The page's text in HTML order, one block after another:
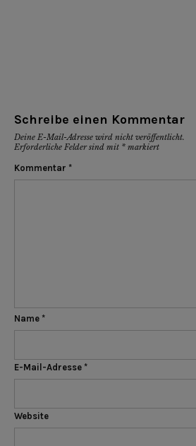
Schreibe einen Kommentar
Deine E-Mail-Adresse wird nicht veröffentlicht.
Erforderliche Felder sind mit * markiert
Kommentar *
Name *
E-Mail-Adresse *
Website